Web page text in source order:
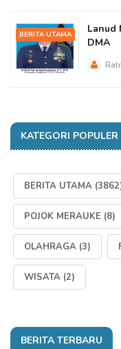
BERITA UTAMA
Lanud
DMA
KATEGORI POPULER
BERITA UTAMA
POJOK MERAUKE (8)
OLAHRAGA (3)
WISATA (2)
BERITA TERBARU